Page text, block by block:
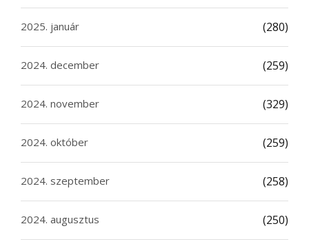
2025. január (280)
2024. december (259)
2024. november (329)
2024. október (259)
2024. szeptember (258)
2024. augusztus (250)